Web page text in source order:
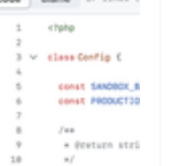
cepat
tidak perlu beralih
lain saat bertransaksi
mandiri dengan
dashboard, hubungkan
bisnis Anda tanpa coding
notifikasi transaksi
real-time
LEBIH LANJUT